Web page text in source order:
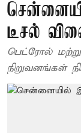
டீசல்
பெட்ரோல்
நிறுவனங்கள்